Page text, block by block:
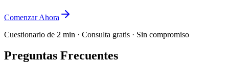
Comenzar Ahora
Cuestionario de 2 min · Consulta gratis · Sin compromiso
Preguntas Frecuentes